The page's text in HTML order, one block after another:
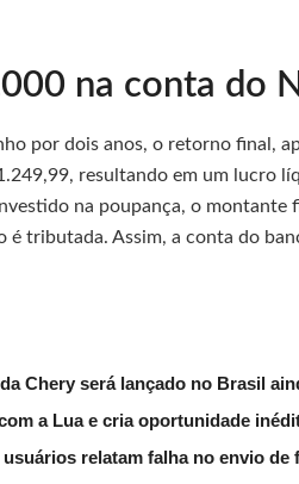
na conta do
por dois anos, o retorno final,
resultando em um lucro
na poupança, o montante
é tributada. Assim, a conta do
Chery será lançado no Brasil
a Lua e cria oportunidade
relatam falha no envio de